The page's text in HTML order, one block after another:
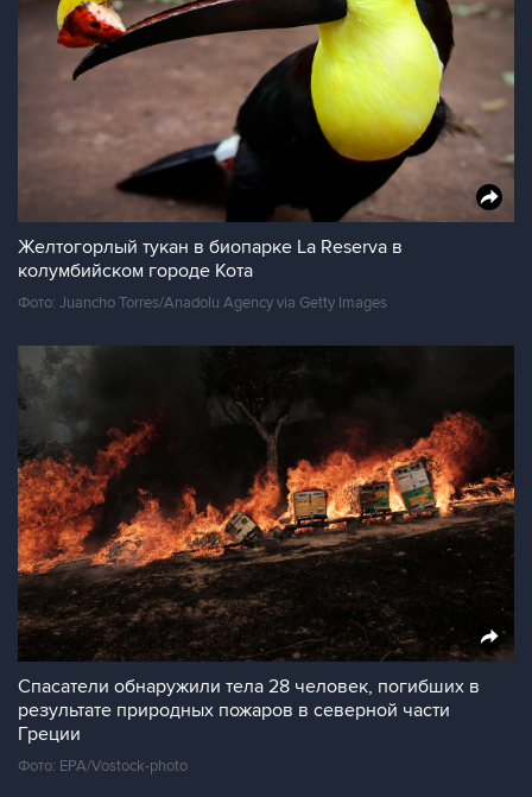
Желтогорлый тукан в биопарке La Reserva в
колумбийском городе Кота
Фото: Juancho Torres/Anadolu Agency via Getty Images
Спасатели обнаружили тела 28 человек, погибших в
результате природных пожаров в северной части
Греции
Фото: EPA/Vostock-photo